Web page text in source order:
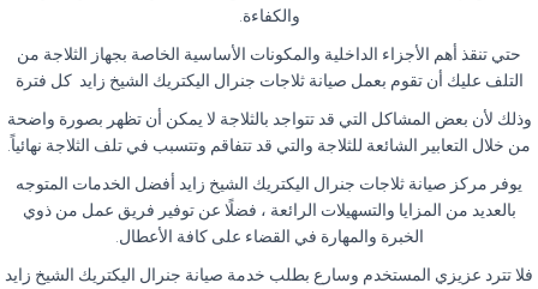
والكفاءة
حتي تنقذ أهم الأجزاء الداخلية والمكونات الأساسية الخاصة بجهاز الثلاجة من
التلف عليك أن تقوم بعمل صيانة ثلاجات جنرال اليكتريك الشيخ زايد كل فترة
وذلك لأن بعض المشاكل التي قد تتواجد بالثلاجة لا يمكن أن تظهر بصورة واضحة
من خلال التعابير الشائعة للثلاجة والتي قد تتفاقم وتتسبب في تلف الثلاجة نهائياً
يوفر مركز صيانة ثلاجات جنرال اليكتريك الشيخ زايد أفضل الخدمات المتوجه
بالعديد من المزايا والتسهيلات الرائعة ، فضلًا عن توفير فريق عمل من ذوي
الخبرة والمهارة في القضاء على كافة الأعطال
فلا تترد عزيزي المستخدم وسارع بطلب خدمة صيانة جنرال اليكتريك الشيخ زايد